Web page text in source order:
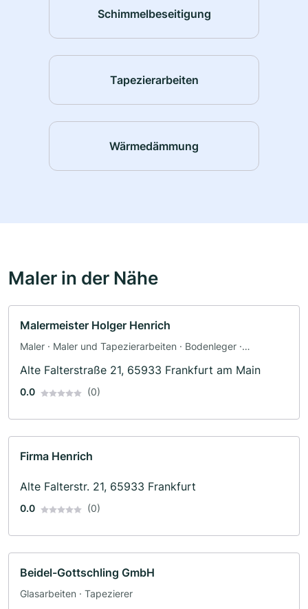
Schimmelbeseitigung
Tapezierarbeiten
Wärmedämmung
Maler in der Nähe
Malermeister Holger Henrich
Maler · Maler und Tapezierarbeiten · Bodenleger ·
Alte Falterstraße 21, 65933 Frankfurt am Main
0.0 (0)
Firma Henrich
Alte Falterstr. 21, 65933 Frankfurt
0.0 (0)
Beidel-Gottschling GmbH
Glasarbeiten · Tapezierer